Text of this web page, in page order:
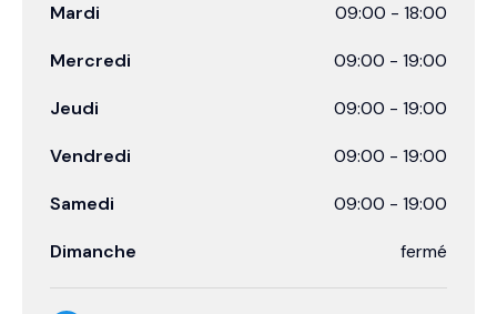
Mardi 09:00 - 18:00
Mercredi 09:00 - 19:00
Jeudi 09:00 - 19:00
Vendredi 09:00 - 19:00
Samedi 09:00 - 19:00
Dimanche fermé